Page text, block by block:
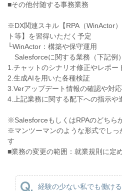
■その他付随する事務業務
※DX関連スキル【RPA（WinActor
ト等】を習得いただく予定
└WinActor：構築や保守運用
Salesforceに関する業務（下記例）
1.チャットのシナリオ修正やレポー
2.生成AIを用いた各種検証
3.Verアップデート情報の確認や対応
4.上記業務に関する配下への指示や
※SalesforceもしくはRPAのどちら
※マンツーマンのような形式でしっ
す
■業務の変更の範囲：就業規則に定
経験の少ない私でも働け